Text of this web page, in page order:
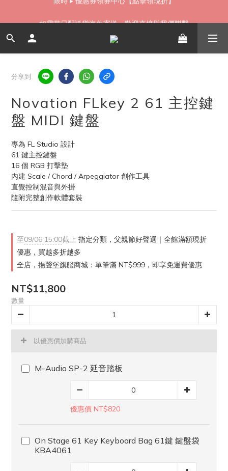
無卡分期 零利率 好輕鬆【立即填表】
如需當日配送貨海外寄送，歡迎直接與我們聯繫
分享到
Novation FLkey 2 61 主控鍵
盤 MIDI 鍵盤
專為 FL Studio 設計
61 鍵主控鍵盤
16 個 RGB 打擊墊
內建 Scale / Chord / Arpeggiator 創作工具
直覺控制混音與外掛
隨附完整創作軟體套裝
至09/06 15:00截止 指定分類，父親節好聲選｜全館滿額現折
優惠，買越多折越多
全店，揚聲堡旗艦商城：單筆滿 NT$999，即享免運費優惠
NT$11,800
數量
以優惠價加購商品
M-Audio SP-2 延音踏板
優惠價 NT$820
On Stage 61 Key Keyboard Bag 61鍵 鍵盤袋
KBA4061